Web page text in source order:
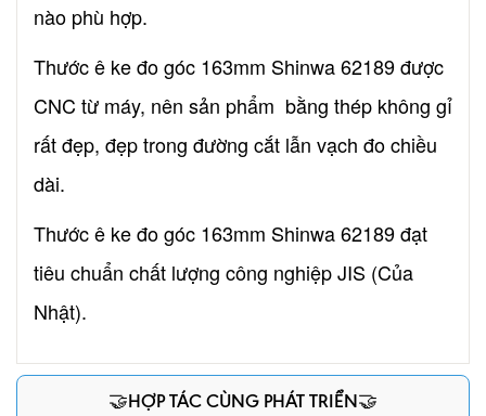
nào phù hợp.
Thước ê ke đo góc 163mm Shinwa 62189 được
CNC từ máy, nên sản phẩm bằng thép không gỉ
rất đẹp, đẹp trong đường cắt lẫn vạch đo chiều
dài.
Thước ê ke đo góc 163mm Shinwa 62189 đạt
tiêu chuẩn chất lượng công nghiệp JIS (Của
Nhật).
🤝HỢP TÁC CÙNG PHÁT TRIỂN🤝